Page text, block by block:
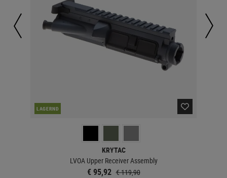
LAGERND
KRYTAC
LVOA Upper Receiver Assembly
€ 95,92 € 119,90